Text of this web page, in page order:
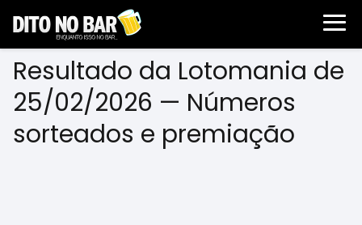
Resultado da Lotomania de
25/02/2026 — Números
sorteados e premiação